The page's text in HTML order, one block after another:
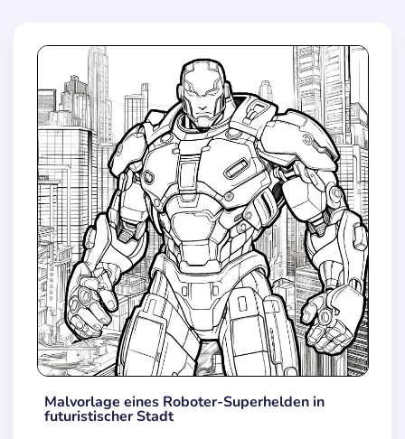
Malvorlage eines Roboter-Superhelden in
futuristischer Stadt